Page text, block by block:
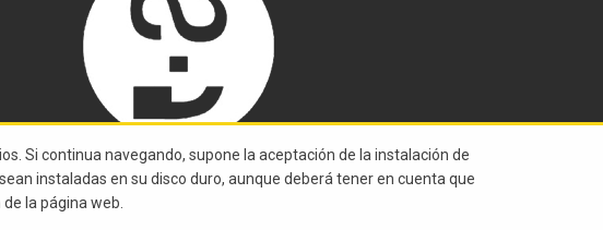
Si continua navegando, supone la aceptación de la instalación de
instaladas en su disco duro, aunque deberá tener en cuenta que
la página web.